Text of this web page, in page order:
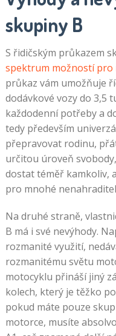
skupiny B
S řidičským průkazem
spektrum možností pro
průkaz vám umožňuje
dodávkové vozy do 3,5
každodenní potřeby a
tedy především
přepravovat rodinu,
určitou úroveň
dostat téměř kamkoliv,
pro mnohé
Na druhé straně,
B má i své nevýhody.
rozmanité využití,
rozmanitému světu
motocyklu přináší jiný
kolech, který je těžko
pokud máte pouze
motorce, musíte